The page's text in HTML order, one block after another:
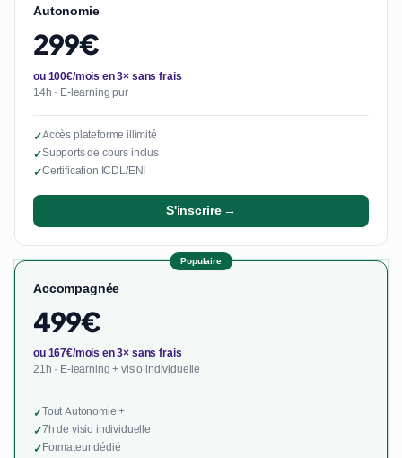
Autonomie
299€
ou 100€/mois en 3× sans frais
14h · E-learning pur
✓Accès plateforme illimité
✓Supports de cours inclus
✓Certification ICDL/ENI
S'inscrire →
Populaire
Accompagnée
499€
ou 167€/mois en 3× sans frais
21h · E-learning + visio individuelle
✓Tout Autonomie +
✓7h de visio individuelle
✓Formateur dédié